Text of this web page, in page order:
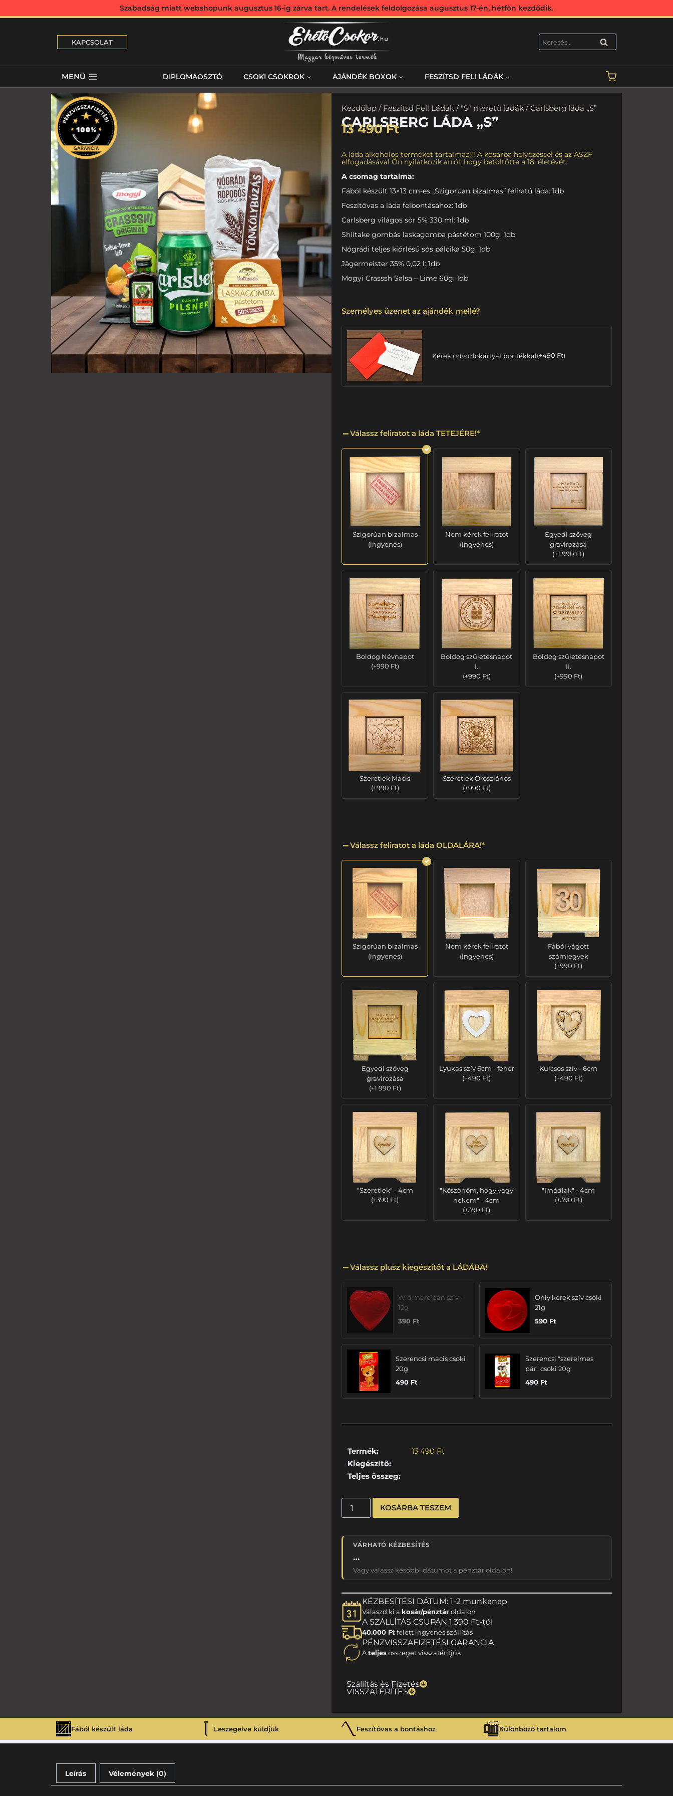
Szabadság miatt webshopunk augusztus 16-ig zárva tart. A rendelések feldolgozása augusztus 17-én, hétfőn kezdődik.
KAPCSOLAT KERESÉS
MENÜ DIPLOMAOSZTÓ CSOKI CSOKROK AJÁNDÉK BOXOK FESZÍTSD FEL! LÁDÁK
Kezdőlap/ Feszítsd Fel! Ládák/ "S" méretű ládák/ Carlsberg láda „S”
CARLSBERG LÁDA „S”
13 490Ft
A láda alkoholos terméket tartalmaz!!! A kosárba helyezéssel és az ÁSZF
elfogadásával Ön nyilatkozik arról, hogy betöltötte a 18. életévét.
A csomag tartalma:
Fából készült 13×13 cm-es „Szigorúan bizalmas” feliratú láda: 1db
Feszítővas a láda felbontásához: 1db
Carlsberg világos sör 5% 330 ml: 1db
Shiitake gombás laskagomba pástétom 100g: 1db
Nógrádi teljes kiőrlésű sós pálcika 50g: 1db
Jägermeister 35% 0,02 l: 1db
Mogyi Crasssh Salsa – Lime 60g: 1db
Személyes üzenet az ajándék mellé?
Kérek üdvözlőkártyát borítékkal(+490 Ft)
Válassz feliratot a láda TETEJÉRE!*
Szigorúan bizalmas
(ingyenes)
Nem kérek feliratot
(ingyenes)
Egyedi szöveg
gravírozása
(+1 990 Ft)
Boldog Névnapot
(+990 Ft)
Boldog születésnapot
I.
(+990 Ft)
Boldog születésnapot
II.
(+990 Ft)
Szeretlek Macis
(+990 Ft)
Szeretlek Oroszlános
(+990 Ft)
Válassz feliratot a láda OLDALÁRA!*
Szigorúan bizalmas
(ingyenes)
Nem kérek feliratot
(ingyenes)
Fából vágott
számjegyek
(+990 Ft)
Egyedi szöveg
gravírozása
(+1 990 Ft)
Lyukas szív 6cm - fehér
(+490 Ft)
Kulcsos szív - 6cm
(+490 Ft)
"Szeretlek" - 4cm
(+390 Ft)
"Köszönöm, hogy vagy
nekem" - 4cm
(+390 Ft)
"Imádlak" - 4cm
(+390 Ft)
Válassz plusz kiegészítőt a LÁDÁBA!
Wid marcípán szív -
12g
390 Ft
Only kerek szív csoki
21g
590 Ft
Szerencsi macis csoki
20g
490 Ft
Szerencsi "szerelmes
pár" csoki 20g
490 Ft
Termék: 13 490 Ft
Kiegészítő:
Teljes összeg:
KOSÁRBA TESZEM
VÁRHATÓ KÉZBESÍTÉS
…
Vagy válassz későbbi dátumot a pénztár oldalon!
KÉZBESÍTÉSI DÁTUM: 1-2 munkanap
Válaszd ki a kosár/pénztároldalon
A SZÁLLÍTÁS CSUPÁN 1.390 Ft-tól
40.000 Ft felett ingyenes szállítás
PÉNZVISSZAFIZETÉSI GARANCIA
Ateljesösszeget visszatérítjük
Szállítás és Fizetés
VISSZATÉRÍTÉS
Fából készült láda Leszegelve küldjük Feszítővas a bontáshoz Különböző tartalom
Leírás Vélemények (0)